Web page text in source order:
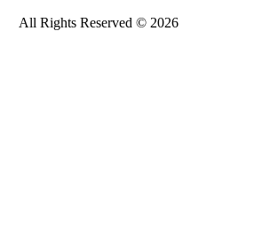
All Rights Reserved © 2026